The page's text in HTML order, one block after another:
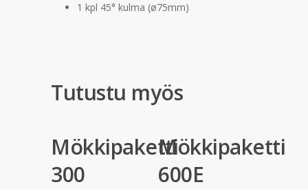
1 kpl 45° kulma (ø75mm)
Tutustu myös
Mökkipaketti
300
Mökkipaketti
600E